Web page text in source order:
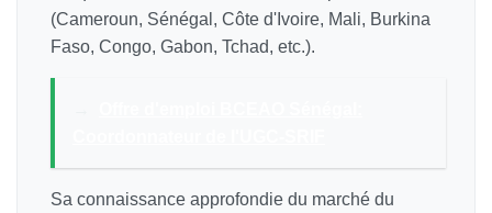
(Cameroun, Sénégal, Côte d'Ivoire, Mali, Burkina
Faso, Congo, Gabon, Tchad, etc.).
Sa connaissance approfondie du marché du